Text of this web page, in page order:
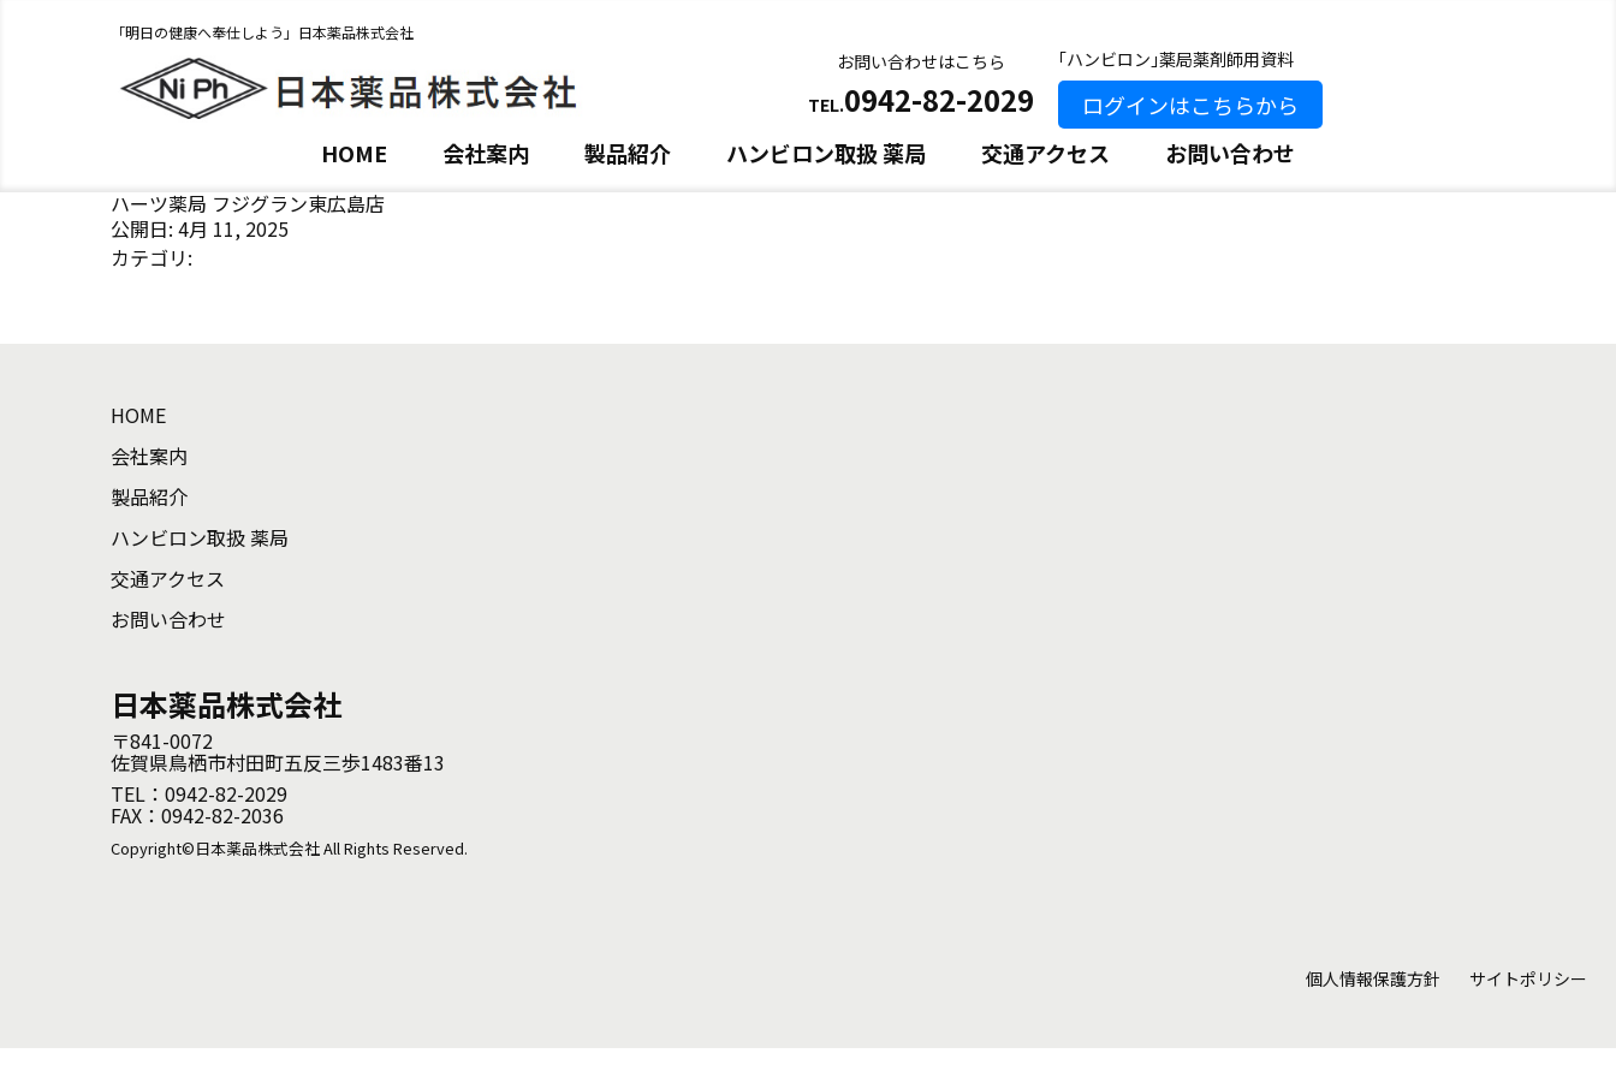
「明日の健康へ奉仕しよう」日本薬品株式会社
お問い合わせはこちら
TEL.0942-82-2029
｢ハンビロン｣薬局薬剤師用資料
ログインはこちらから
HOME
会社案内 製品紹介 ハンビロン取扱 薬局 交通アクセス お問い合わせ
ハーツ薬局 フジグラン東広島店
公開日: 4月 11, 2025
カテゴリ:
HOME
会社案内
製品紹介
ハンビロン取扱 薬局
交通アクセス
お問い合わせ
日本薬品株式会社
〒841-0072
佐賀県鳥栖市村田町五反三歩1483番13
TEL：0942-82-2029
FAX：0942-82-2036
Copyright©日本薬品株式会社 All Rights Reserved.
個人情報保護方針 サイトポリシー